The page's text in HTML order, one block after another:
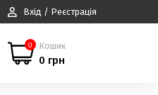
Вхід / Реєстрація
0 Кошик
0 грн